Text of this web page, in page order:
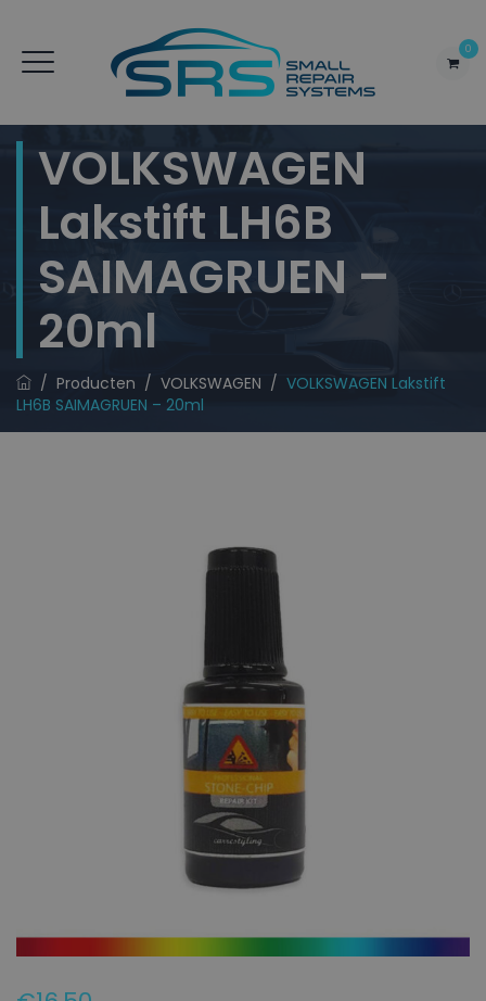
0
VOLKSWAGEN
Lakstift LH6B
SAIMAGRUEN –
20ml
/ Producten / VOLKSWAGEN / VOLKSWAGEN Lakstift
LH6B SAIMAGRUEN – 20ml